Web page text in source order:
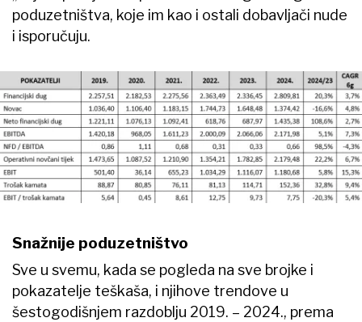
poduzetništva, koje im kao i ostali dobavljači nude
i isporučuju.
Snažnije poduzetništvo
Sve u svemu, kada se pogleda na sve brojke i
pokazatelje teškaša, i njihove trendove u
šestogodišnjem razdoblju 2019. – 2024., prema